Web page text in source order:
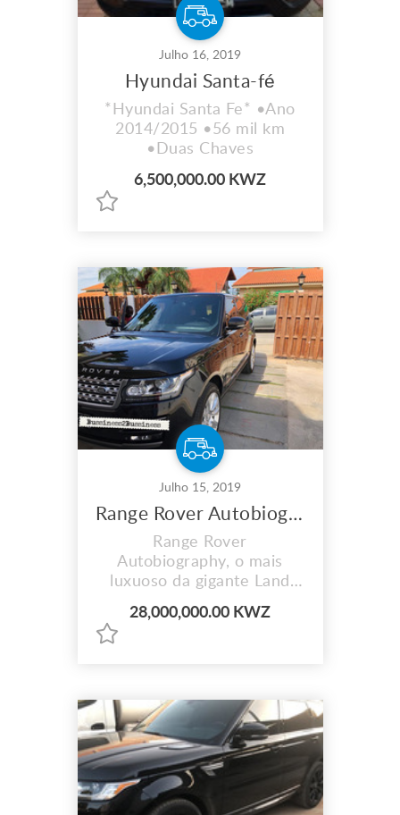
Julho 16, 2019
Hyundai Santa-fé
*Hyundai Santa Fe* •Ano
2014/2015 •56 mil km
•Duas Chaves
6,500,000.00 KWZ
Julho 15, 2019
Range Rover Autobiography
Range Rover
Autobiography, o mais
luxuoso da gigante Land
motor 5.0 v8 supercharged
recalibrado, que faz 550 ,
automáticas, aplicativo
smartphone remote(
permite ligar o carro pelo
smartphone), e muito mais!
``` * Preço*: ``` 28.000...
28,000,000.00 KWZ